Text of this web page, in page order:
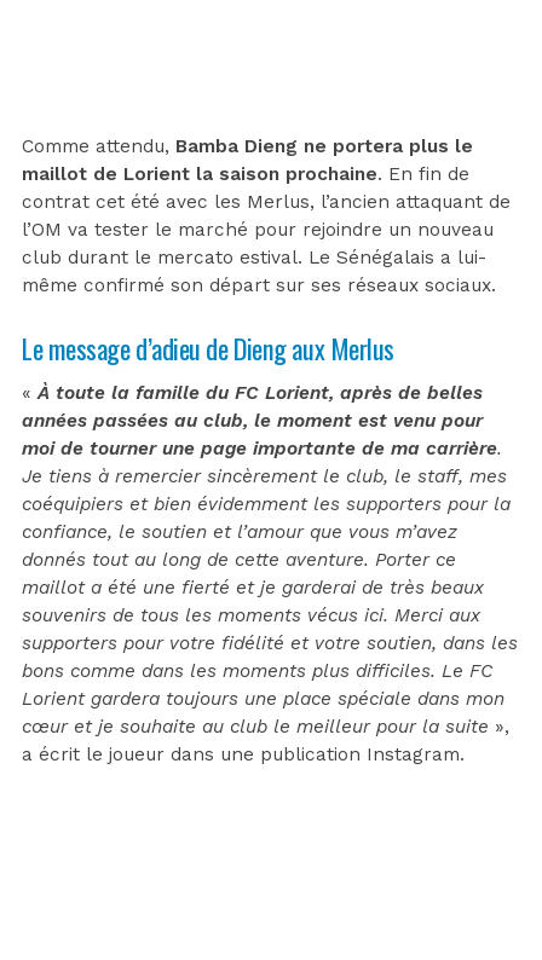
Comme attendu, Bamba Dieng ne portera plus le
maillot de Lorient la saison prochaine. En fin de
contrat cet été avec les Merlus, l’ancien attaquant de
l’OM va tester le marché pour rejoindre un nouveau
club durant le mercato estival. Le Sénégalais a lui-
même confirmé son départ sur ses réseaux sociaux.
Le message d’adieu de Dieng aux Merlus
« À toute la famille du FC Lorient, après de belles
années passées au club, le moment est venu pour
moi de tourner une page importante de ma carrière.
Je tiens à remercier sincèrement le club, le staff, mes
coéquipiers et bien évidemment les supporters pour la
confiance, le soutien et l’amour que vous m’avez
donnés tout au long de cette aventure. Porter ce
maillot a été une fierté et je garderai de très beaux
souvenirs de tous les moments vécus ici. Merci aux
supporters pour votre fidélité et votre soutien, dans les
bons comme dans les moments plus difficiles. Le FC
Lorient gardera toujours une place spéciale dans mon
cœur et je souhaite au club le meilleur pour la suite »,
a écrit le joueur dans une publication Instagram.